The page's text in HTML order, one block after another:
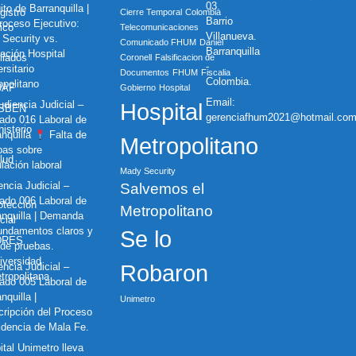
03.
Barrio
Villanueva.
Barranquilla
-
Colombia.
Email:
gerenciafhum2021@hotmail.com
de Barranquilla |
Ejecutivo:
Security vs.
Hospital
Judicial –
016 Laboral de
Falta de
sobre
laboral
Judicial –
006 Laboral de
| Demanda
claros y
pruebas.
Judicial –
005 Laboral de
|
del Proceso
de Mala Fe.
Unimetro lleva
Cierre Temporal Colombia
Telecomunicaciones
Comunicado FHUM Daniel
Coronell
Falsificacion de
Documentos FHUM Fiscalia
Gobierno Hospital
Hospital
Metropolitano
Mady Security
Salvemos el
Metropolitano
Se lo
Robaron
Unimetro